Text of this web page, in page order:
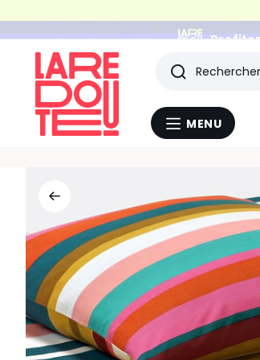
Menu
MENU
Rechercher
Les
derniers
articles